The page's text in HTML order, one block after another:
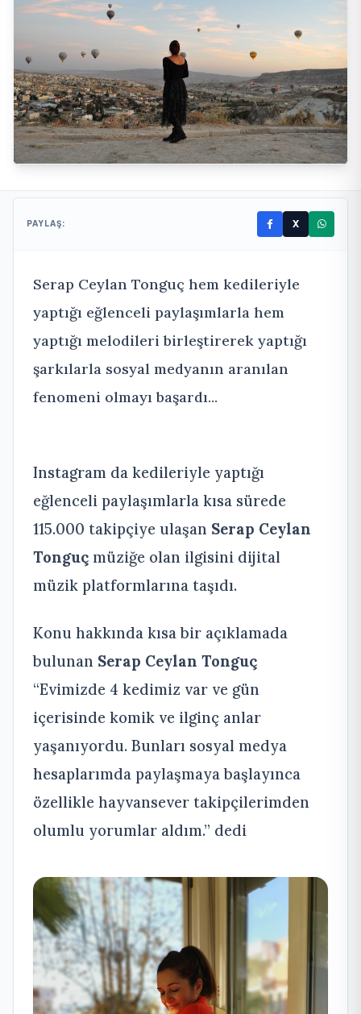
PAYLAŞ: X
Serap Ceylan Tonguç hem kedileriyle
yaptığı eğlenceli paylaşımlarla hem
yaptığı melodileri birleştirerek yaptığı
şarkılarla sosyal medyanın aranılan
fenomeni olmayı başardı...
Instagram da kedileriyle yaptığı
eğlenceli paylaşımlarla kısa sürede
115.000 takipçiye ulaşan Serap Ceylan
Tonguç müziğe olan ilgisini dijital
müzik platformlarına taşıdı.
Konu hakkında kısa bir açıklamada
bulunan Serap Ceylan Tonguç
“Evimizde 4 kedimiz var ve gün
içerisinde komik ve ilginç anlar
yaşanıyordu. Bunları sosyal medya
hesaplarımda paylaşmaya başlayınca
özellikle hayvansever takipçilerimden
olumlu yorumlar aldım.” dedi